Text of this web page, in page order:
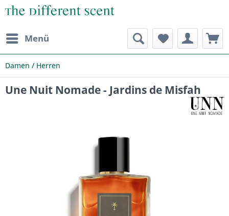
Menü
Damen / Herren
Une Nuit Nomade - Jardins de Misfah